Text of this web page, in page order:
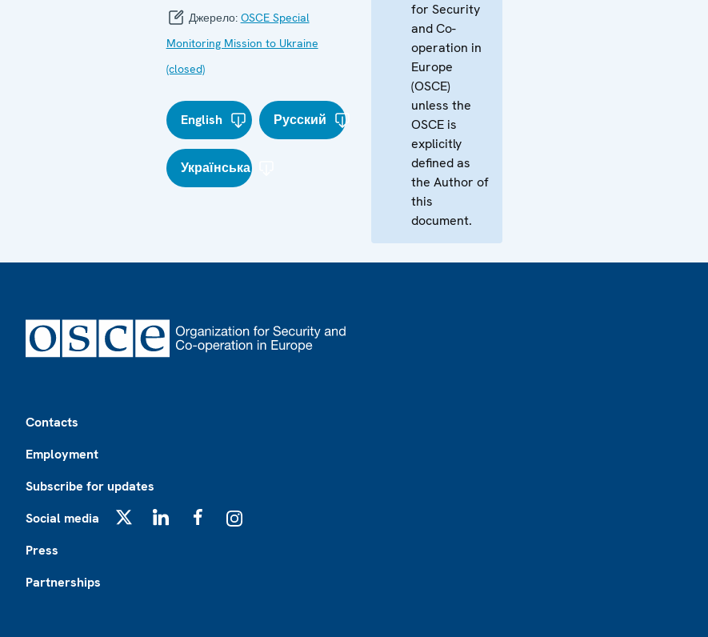
Джерело: OSCE Special
Monitoring Mission to Ukraine
(closed)
English Русский
Українська
for Security
and Co-
operation in
Europe
(OSCE)
unless the
OSCE is
explicitly
defined as
the Author of
this
document.
Contacts
Employment
Subscribe for updates
Social media
Press
Partnerships